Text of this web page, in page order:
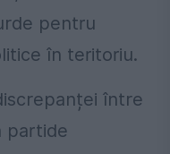
pentru
în teritoriu.
între
partide